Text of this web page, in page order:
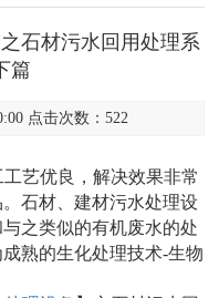
石材污水回用处理系
篇
点击次数：522
工艺优良，解决效果非常
石材、建材污水处理设
之类似的有机废水的处
熟的生化处理技术-生物